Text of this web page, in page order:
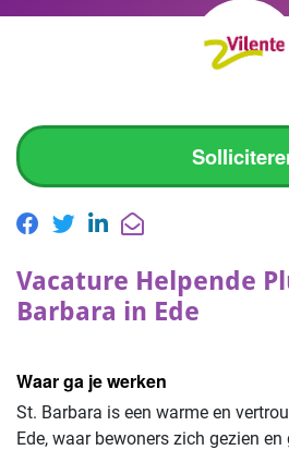
Vacature Helpende
Barbara in Ede
Waar ga je werken
St. Barbara is een warme en
Ede, waar bewoners zich gezien